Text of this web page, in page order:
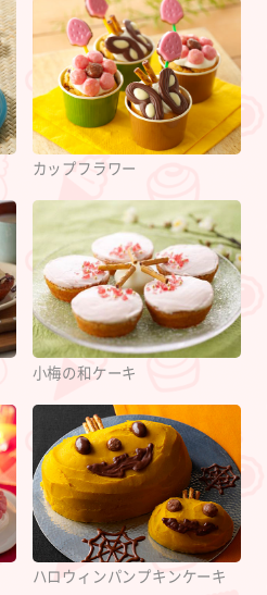
カップフラワー
小梅の和ケーキ
ハロウィンパンプキンケーキ